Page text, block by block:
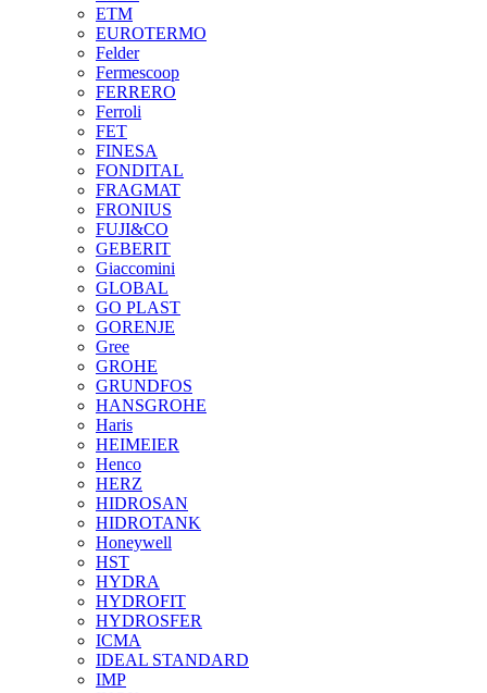
ETM
EUROTERMO
Felder
Fermescoop
FERRERO
Ferroli
FET
FINESA
FONDITAL
FRAGMAT
FRONIUS
FUJI&CO
GEBERIT
Giaccomini
GLOBAL
GO PLAST
GORENJE
Gree
GROHE
GRUNDFOS
HANSGROHE
Haris
HEIMEIER
Henco
HERZ
HIDROSAN
HIDROTANK
Honeywell
HST
HYDRA
HYDROFIT
HYDROSFER
ICMA
IDEAL STANDARD
IMP